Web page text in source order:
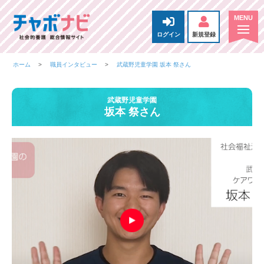
ログイン 新規登録
ホーム 職員インタビュー 武蔵野児童学園 坂本 祭さん
武蔵野児童学園
坂本 祭さん